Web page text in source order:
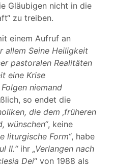
Gläubigen nicht in die
zu treiben.
einem Aufruf an
allem Seine Heiligkeit
pastoralen Realitäten
eine Krise
niemand
so endet die
die dem ‚früheren
wünschen“, keine
liturgische Form“, habe
II.“ihr „Verlangen nach
Dei“ von 1988 als